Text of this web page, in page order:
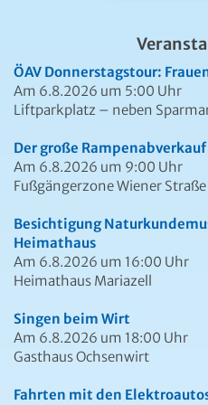
ÖAV Donnerstagstour:
Am 6.8.2026 um 5:00 Uhr
Liftparkplatz – neben
Der große
Am 6.8.2026 um 9:00 Uhr
Fußgängerzone Wiener Straße
Besichtigung
Heimathaus
Am 6.8.2026 um 16:00 Uhr
Heimathaus Mariazell
Singen beim Wirt
Am 6.8.2026 um 18:00 Uhr
Gasthaus Ochsenwirt
Fahrten mit den